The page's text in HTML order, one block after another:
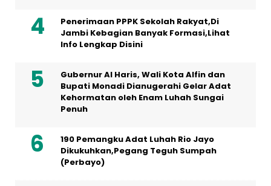
Penerimaan PPPK Sekolah Rakyat,Di
Jambi Kebagian Banyak Formasi,Lihat
Info Lengkap Disini
Gubernur Al Haris, Wali Kota Alfin dan
Bupati Monadi Dianugerahi Gelar Adat
Kehormatan oleh Enam Luhah Sungai
Penuh
190 Pemangku Adat Luhah Rio Jayo
Dikukuhkan,Pegang Teguh Sumpah
(Perbayo)